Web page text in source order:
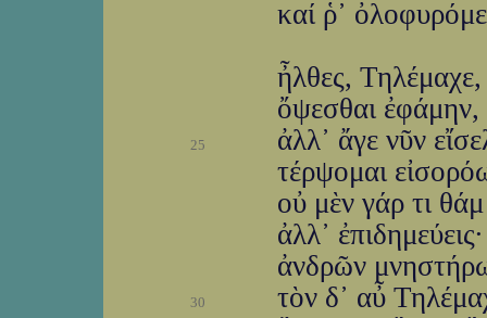
καί ῥ᾽
ἦλθες,
ὄψεσθαι ἐφάμην,
25
ἀλλ᾽ ἄγε νῦν
τέρψομαι
οὐ μὲν γάρ τι
ἀλλ᾽
ἀνδρῶν
30
τὸν δ᾽ αὖ